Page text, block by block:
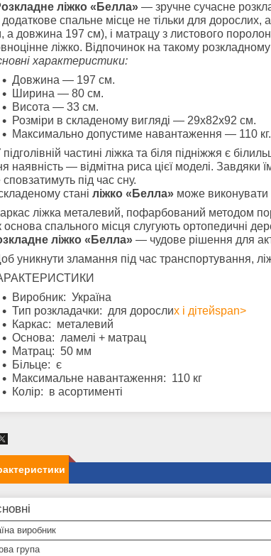
ліжко «Белла» — зручне сучасне
додаткове спальне місце не тільки для
а довжина 197 см), і матрацу з листового
ліжко. Відпочинок на такому
характеристики:
Довжина — 197 см.
Ширина — 80 см.
Висота — 33 см.
Розміри в складеному вигляді — 29х82х92 см.
Максимально допустиме навантаження — 110 кг.
підголівній частині ліжка та біля підніжжя є
наявність — відмітна риса цієї моделі.
сповзатимуть під час сну.
стані ліжко «Белла» може виконувати
ліжка металевий, пофарбований методом
основа спального місця слугують ортопедичні
ліжко «Белла» — чудове рішення для
уникнути зламання під час транспортування,
Виробник: Україна
Тип розкладачки: для дорослих і дітейspan>
Каркас: металевий
Основа: ламелі + матрац
Матрац: 50 мм
Бiльце: є
Максимальне навантаження: 110 кг
Колір: в асортименті
виробник
група